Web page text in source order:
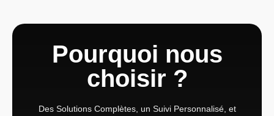
Pourquoi nous
choisir ?
Des Solutions Complètes, un Suivi Personnalisé, et